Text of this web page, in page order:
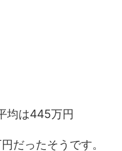
均は445万円
だったそうです。